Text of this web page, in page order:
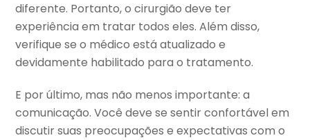
diferente. Portanto, o cirurgião deve ter
experiência em tratar todos eles. Além disso,
verifique se o médico está atualizado e
devidamente habilitado para o tratamento.
E por último, mas não menos importante: a
comunicação. Você deve se sentir confortável em
discutir suas preocupações e expectativas com o